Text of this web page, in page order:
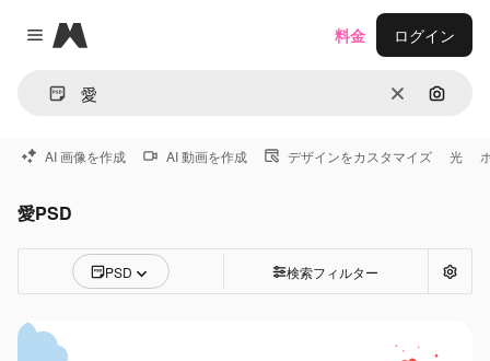
Close menu
Magnific
消去 画像で
料金 ログイン
AI 画像を作成 AI 動画を作成 デザインをカスタマイズ 光
愛PSD
PSD 検索フィルター